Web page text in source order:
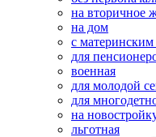
на вторичное
на дом
с
для
военная
для молодой
для
на
льготная